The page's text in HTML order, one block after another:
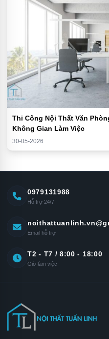
Thi Công Nội Thất Văn
Không Gian Làm Việc
30-05-2026
0979131988
Hỗ trợ 24/7
Email hỗ trợ
T2 - T7 / 8:00 - 18:00
Giờ làm việc